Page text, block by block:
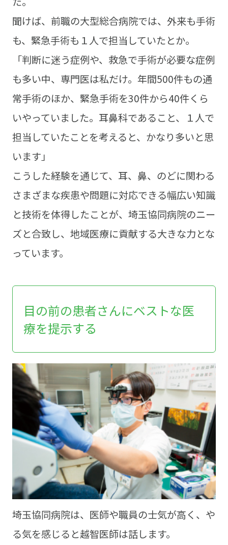
聞けば、前職の大型総合病院では、外来も手術
も、緊急手術も１人で担当していたとか。
「判断に迷う症例や、救急で手術が必要な症例
も多い中、専門医は私だけ。年間500件もの通
常手術のほか、緊急手術を30件から40件くら
いやっていました。耳鼻科であること、１人で
担当していたことを考えると、かなり多いと思
います」
こうした経験を通じて、耳、鼻、のどに関わる
さまざまな疾患や問題に対応できる幅広い知識
と技術を体得したことが、埼玉協同病院のニー
ズと合致し、地域医療に貢献する大きな力とな
っています。
目の前の患者さんにベストな医
療を提示する
埼玉協同病院は、医師や職員の士気が高く、や
る気を感じると越智医師は話します。